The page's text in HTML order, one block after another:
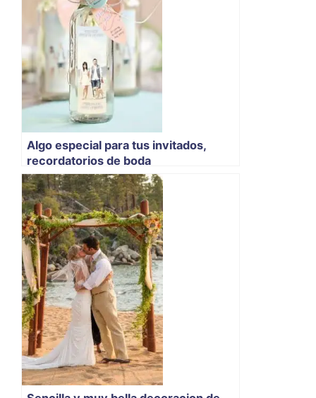
Algo especial para tus invitados,
recordatorios de boda